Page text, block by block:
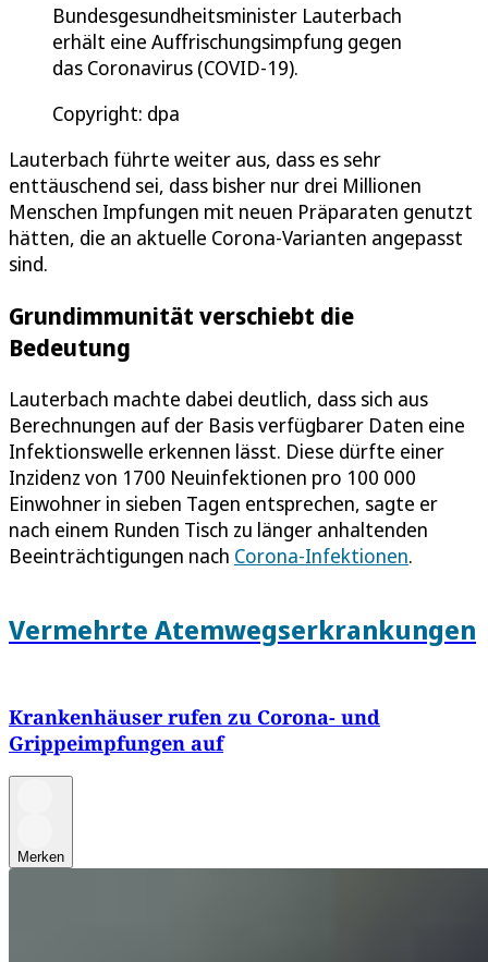
Bundesgesundheitsminister Lauterbach
erhält eine Auffrischungsimpfung gegen
das Coronavirus (COVID-19).
Copyright: dpa
Lauterbach führte weiter aus, dass es sehr
enttäuschend sei, dass bisher nur drei Millionen
Menschen Impfungen mit neuen Präparaten genutzt
hätten, die an aktuelle Corona-Varianten angepasst
sind.
Grundimmunität verschiebt die
Bedeutung
Lauterbach machte dabei deutlich, dass sich aus
Berechnungen auf der Basis verfügbarer Daten eine
Infektionswelle erkennen lässt. Diese dürfte einer
Inzidenz von 1700 Neuinfektionen pro 100 000
Einwohner in sieben Tagen entsprechen, sagte er
nach einem Runden Tisch zu länger anhaltenden
Beeinträchtigungen nach Corona-Infektionen.
Vermehrte Atemwegserkrankungen
Krankenhäuser rufen zu Corona- und
Grippeimpfungen auf
Merken